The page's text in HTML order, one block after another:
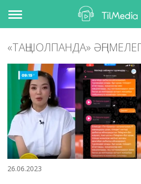
Toggle
navigation
«ТАҢШОЛПАНДА»
26.06.2023